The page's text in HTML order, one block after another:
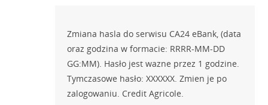
Zmiana hasla do serwisu CA24 eBank, (data
oraz godzina w formacie: RRRR-MM-DD
GG:MM). Hasło jest wazne przez 1 godzine.
Tymczasowe hasło: XXXXXX. Zmien je po
zalogowaniu. Credit Agricole.